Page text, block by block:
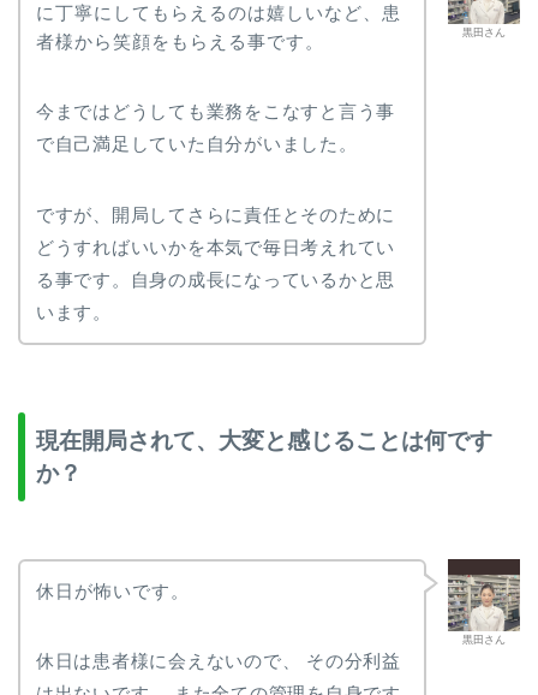
黒田さん
に丁寧にしてもらえるのは嬉しいなど、患
者様から笑顔をもらえる事です。
今まではどうしても業務をこなすと言う事
で自己満足していた自分がいました。
ですが、開局してさらに責任とそのために
どうすればいいかを本気で毎日考えれてい
る事です。自身の成長になっているかと思
います。
現在開局されて、大変と感じることは何です
か？
黒田さん
休日が怖いです。
休日は患者様に会えないので、 その分利益